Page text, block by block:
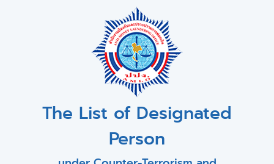
The List of Designated
Person